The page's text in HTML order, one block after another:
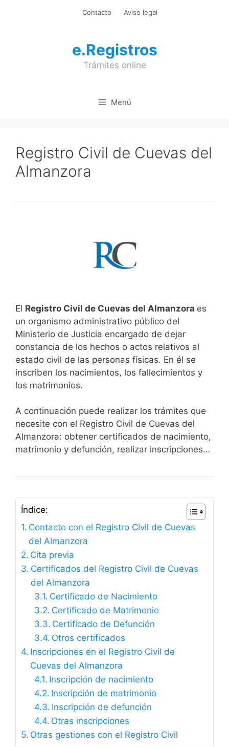
Contacto Aviso legal
e.Registros
Trámites online
Menú
Registro Civil de Cuevas del
Almanzora
El Registro Civil de Cuevas del Almanzora es
un organismo administrativo público del
Ministerio de Justicia encargado de dejar
constancia de los hechos o actos relativos al
estado civil de las personas físicas. En él se
inscriben los nacimientos, los fallecimientos y
los matrimonios.
A continuación puede realizar los trámites que
necesite con el Registro Civil de Cuevas del
Almanzora: obtener certificados de nacimiento,
matrimonio y defunción, realizar inscripciones…
Índice:
Contacto con el Registro Civil de Cuevas
del Almanzora
Cita previa
Certificados del Registro Civil de Cuevas
del Almanzora
Certificado de Nacimiento
Certificado de Matrimonio
Certificado de Defunción
Otros certificados
Inscripciones en el Registro Civil de
Cuevas del Almanzora
Inscripción de nacimiento
Inscripción de matrimonio
Inscripción de defunción
Otras inscripciones
Otras gestiones con el Registro Civil